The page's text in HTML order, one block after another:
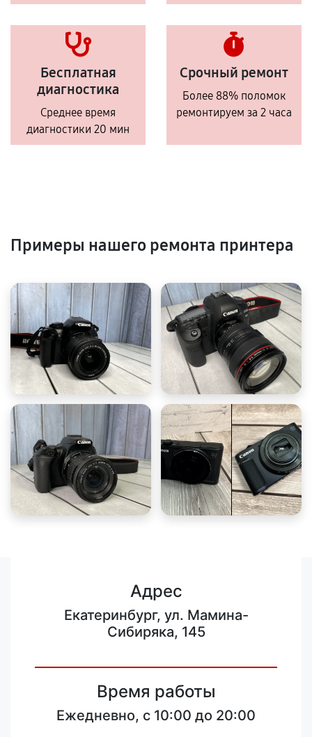
Бесплатная
диагностика
Среднее время
диагностики 20 мин
Срочный ремонт
Более 88% поломок
ремонтируем за 2 часа
Примеры нашего ремонта принтера
Адрес
Екатеринбург, ул. Мамина-
Сибиряка, 145
Время работы
Ежедневно, с 10:00 до 20:00